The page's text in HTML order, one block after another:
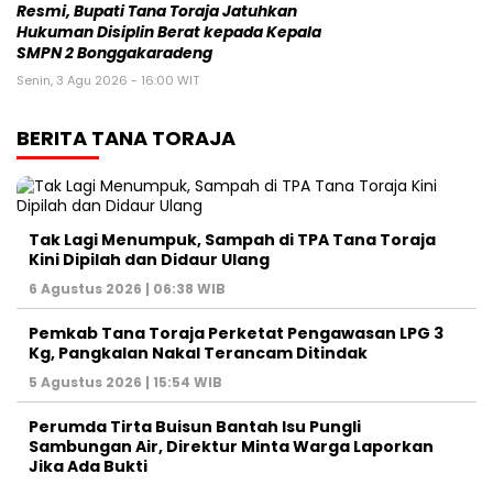
Resmi, Bupati Tana Toraja Jatuhkan
Hukuman Disiplin Berat kepada Kepala
SMPN 2 Bonggakaradeng
Senin, 3 Agu 2026 - 16:00 WIT
BERITA TANA TORAJA
Tak Lagi Menumpuk, Sampah di TPA Tana Toraja
Kini Dipilah dan Didaur Ulang
6 Agustus 2026 | 06:38 WIB
Pemkab Tana Toraja Perketat Pengawasan LPG 3
Kg, Pangkalan Nakal Terancam Ditindak
5 Agustus 2026 | 15:54 WIB
Perumda Tirta Buisun Bantah Isu Pungli
Sambungan Air, Direktur Minta Warga Laporkan
Jika Ada Bukti